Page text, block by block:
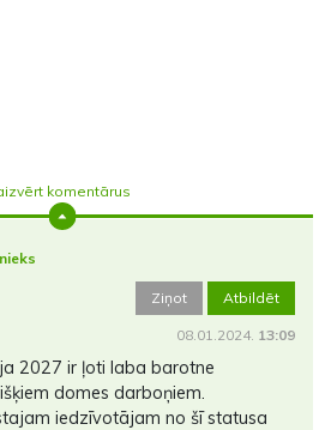
komentārus
Ziņot Atbildēt
08.01.2024. 13:09
2027 ir ļoti laba barotne
domes darboņiem.
iedzīvotājam no šī statusa